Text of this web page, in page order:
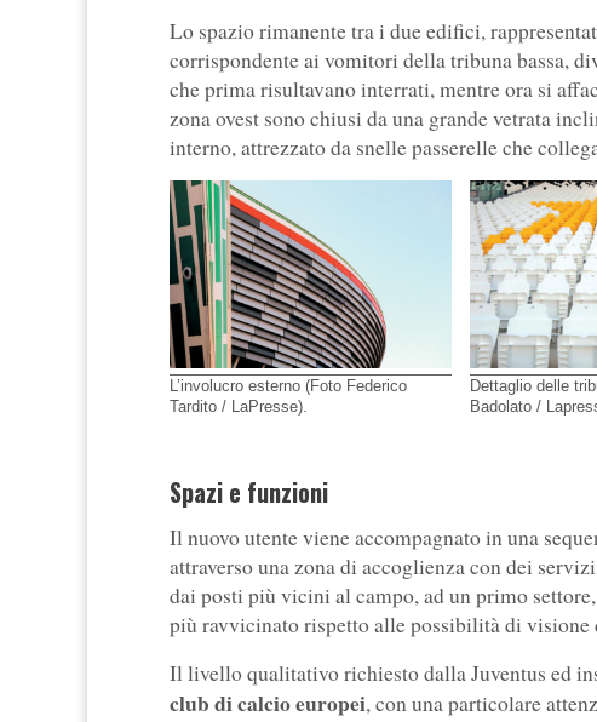
Lo spazio rimanente tra i due edifici,
corrispondente ai vomitori della tribuna bassa,
che prima risultavano interrati, mentre ora si
zona ovest sono chiusi da una grande vetrata
interno, attrezzato da snelle passerelle che
L’involucro esterno (Foto Federico
Tardito / LaPresse).
Dettaglio delle
Badolato /
Spazi e funzioni
Il nuovo utente viene accompagnato in una
attraverso una zona di accoglienza con dei
dai posti più vicini al campo, ad un primo
più ravvicinato rispetto alle possibilità di visione
Il livello qualitativo richiesto dalla Juventus ed
club di calcio europei, con una particolare